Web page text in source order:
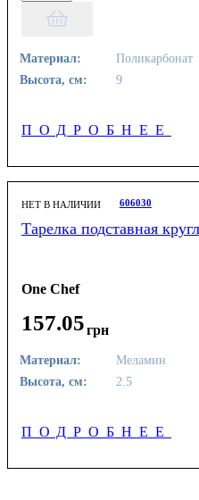
Материал:
Поликарбонат
Высота, см:
9
ПОДРОБНЕЕ
НЕТ В НАЛИЧИИ 606030
Тарелка подставная
One Chef
157.05грн
Материал:
Меламин
Высота, см:
2.5
ПОДРОБНЕЕ